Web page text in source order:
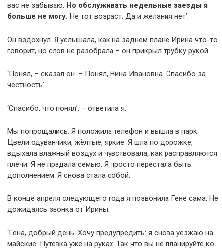
вас не забываю. Но обслуживать недельные заезды я
больше не могу. Не тот возраст. Да и желания нет’.
Он вздохнул. Я услышала, как на заднем плане Ирина что-то
говорит, но слов не разобрала – он прикрыл трубку рукой.
‘Понял, – сказал он. – Понял, Нина Ивановна. Спасибо за
честность’.
‘Спасибо, что понял’, – ответила я.
Мы попрощались. Я положила телефон и вышла в парк.
Цвели одуванчики, жёлтые, яркие. Я шла по дорожке,
вдыхала влажный воздух и чувствовала, как расправляются
плечи. Я не предала семью. Я просто перестала быть
дополнением. Я снова стала собой.
В конце апреля следующего года я позвонила Гене сама. Не
дожидаясь звонка от Ирины.
‘Гена, добрый день. Хочу предупредить: я снова уезжаю на
майские. Путёвка уже на руках. Так что вы не планируйте ко